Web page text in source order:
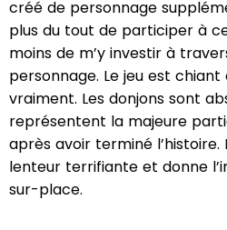
créé de personnage
plus du tout de participer à
moins de m’y investir à
personnage. Le jeu est
vraiment. Les donjons sont
représentent la majeure
après avoir terminé l’histoire.
lenteur terrifiante et donne
sur-place.